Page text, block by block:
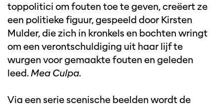
toppolitici om fouten toe te geven, creëert ze
een politieke figuur, gespeeld door Kirsten
Mulder, die zich in kronkels en bochten wringt
om een verontschuldiging uit haar lijf te
wurgen voor gemaakte fouten en geleden
leed.Mea Culpa.
Via een serie scenische beelden wordt de